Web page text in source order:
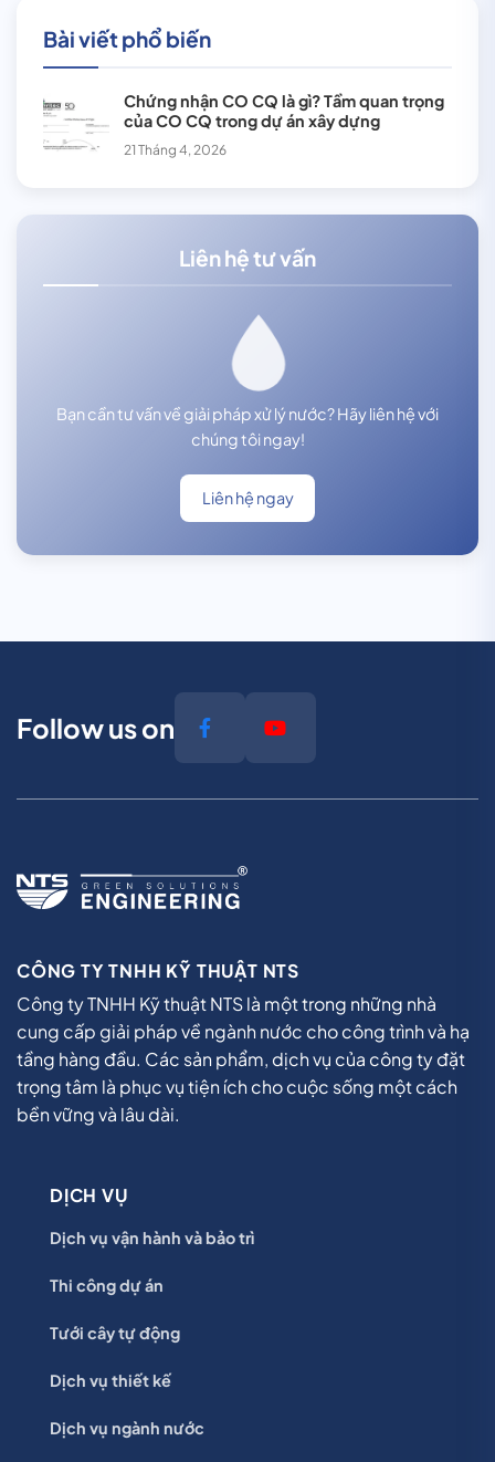
Bài viết phổ biến
Chứng nhận CO CQ là gì? Tầm quan trọng
của CO CQ trong dự án xây dựng
21 Tháng 4, 2026
Liên hệ tư vấn
Bạn cần tư vấn về giải pháp xử lý nước? Hãy liên hệ với
chúng tôi ngay!
Liên hệ ngay
Follow us on
CÔNG TY TNHH KỸ THUẬT NTS
Công ty TNHH Kỹ thuật NTS là một trong những nhà
cung cấp giải pháp về ngành nước cho công trình và hạ
tầng hàng đầu. Các sản phẩm, dịch vụ của công ty đặt
trọng tâm là phục vụ tiện ích cho cuộc sống một cách
bền vững và lâu dài.
DỊCH VỤ
Dịch vụ vận hành và bảo trì
Thi công dự án
Tưới cây tự động
Dịch vụ thiết kế
Dịch vụ ngành nước